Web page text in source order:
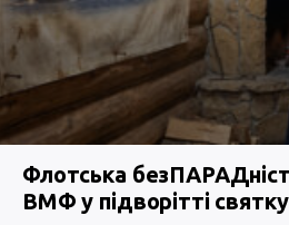
Флотська
ВМФ у підворітті